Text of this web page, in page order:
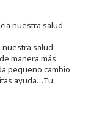
nuestra salud
manera más
pequeño cambio
ayuda…Tu